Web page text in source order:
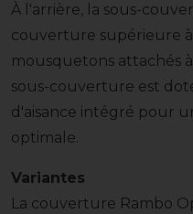
À l'arrière, la sous-
couverture supérieure
mousquetons attachés
sous-couverture est
d'aisance intégré pour
optimale.
Variantes
La couverture Rambo